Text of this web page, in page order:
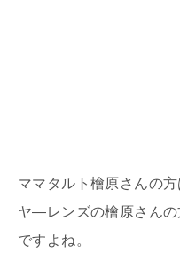
ママタルト檜原さんの
ヤ―レンズの檜原さん
ですよね。